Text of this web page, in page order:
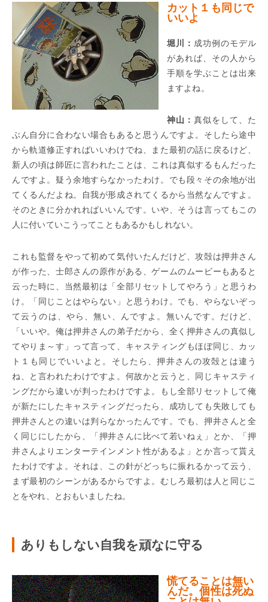
カット１も同じで
いいよ
堀川： 成功例のモデル
があれば、その人から
手順を学ぶことは出来
ますよね。
神山： 真似をして、た
ぶん自分に合わない場合もあると思うんですよ。そしたら途中
から軌道修正すればいいわけでね、また最初の話に戻るけど、
新人の頃は師匠に言われたことは、これは真似するもんだった
んですよ。疑う余地すらなかったわけ。でも段々その余地が出
てくるんだよね。自我が形成されてくるから当然なんですよ。
そのときに分かれればいいんです。いや、そうは言ってもこの
人に付いていこうってこともあるかもしれない。
これも監督をやって初めて気付いたんだけど、攻殻は押井さん
が作った、士郎さんの原作がある、ゲームのムービーもあると
云った時に、当然最初は「全部リセットしてやろう」と思うわ
け。「同じことはやらない」と思うわけ。でも、やらないぞっ
て云うのは、やら、無い、んですよ。無いんです。だけど、
「いいや。俺は押井さんの弟子だから、全く押井さんの真似し
てやりま～す」って言って、キャスティングもほぼ同じ、カッ
ト１も同じでいいよと。そしたら、押井さんの攻殻とは違う
ね、と言われたわけですよ。何故かと云うと、同じキャスティ
ングだから違いが判ったわけですよ。もし全部リセットして俺
が新たにしたキャスティングだったら、成功しても失敗しても
押井さんとの違いは判らなかったんです。でも、押井さんと全
く同じにしたから、「押井さんに比べて若いねぇ」とか、「押
井さんよりエンターテインメント性があるよ」とか言って貰え
たわけですよ。それは、この針がどっちに振れるかって云う、
まず最初のシーンがあるからですよ。むしろ最初は人と同じこ
とをやれ、とおもいましたね。
ありもしない自我を頑なに守る
慌てることは無い
んだ。個性は死ぬ